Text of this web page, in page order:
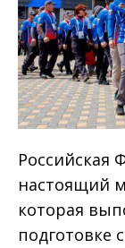
Российская
настоящий
которая
подготовке